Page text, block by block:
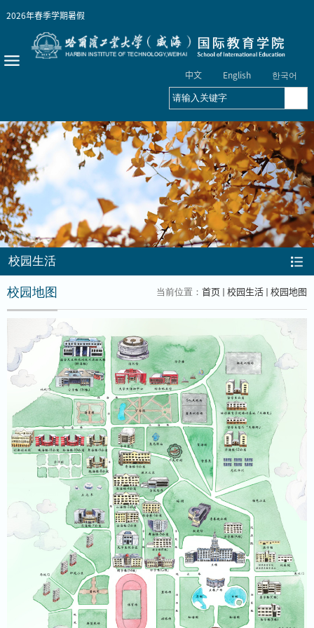
2026年春季学期暑假
中文 English 한국어
校园生活
当前位置： 首页 校园生活 校园地图
校园地图